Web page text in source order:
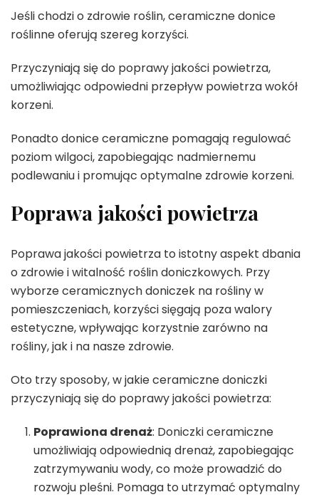
Jeśli chodzi o zdrowie roślin, ceramiczne donice
roślinne oferują szereg korzyści.
Przyczyniają się do poprawy jakości powietrza,
umożliwiając odpowiedni przepływ powietrza wokół
korzeni.
Ponadto donice ceramiczne pomagają regulować
poziom wilgoci, zapobiegając nadmiernemu
podlewaniu i promując optymalne zdrowie korzeni.
Poprawa jakości powietrza
Poprawa jakości powietrza to istotny aspekt dbania
o zdrowie i witalność roślin doniczkowych. Przy
wyborze ceramicznych doniczek na rośliny w
pomieszczeniach, korzyści sięgają poza walory
estetyczne, wpływając korzystnie zarówno na
rośliny, jak i na nasze zdrowie.
Oto trzy sposoby, w jakie ceramiczne doniczki
przyczyniają się do poprawy jakości powietrza:
Poprawiona drenaż: Doniczki ceramiczne
umożliwiają odpowiednią drenaż, zapobiegając
zatrzymywaniu wody, co może prowadzić do
rozwoju pleśni. Pomaga to utrzymać optymalny